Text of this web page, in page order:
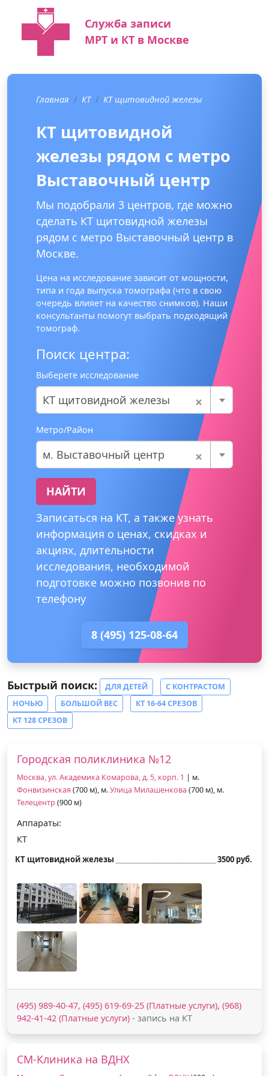
Служба записи
МРТ и КТ в Москве
Главная КТ КТ щитовидной железы
КТ щитовидной
железы рядом с метро
Выставочный центр
Мы подобрали 3 центров, где можно
сделать КТ щитовидной железы
рядом с метро Выставочный центр в
Москве.
Цена на исследование зависит от мощности,
типа и года выпуска томографа (что в свою
очередь влияет на качество снимков). Наши
консультанты помогут выбрать подходящий
томограф.
Поиск центра:
Выберете исследование
×
КТ щитовидной железы
Метро/Район
×
м. Выставочный центр
НАЙТИ
Записаться на КТ, а также узнать
информация о ценах, скидках и
акциях, длительности
исследования, необходимой
подготовке можно позвонив по
телефону
8 (495) 125-08-64
Быстрый поиск: ДЛЯ ДЕТЕЙ
С КОНТРАСТОМ
НОЧЬЮ
БОЛЬШОЙ ВЕС
КТ 16-64 СРЕЗОВ
КТ 128 СРЕЗОВ
Городская поликлиника №12
Москва, ул. Академика Комарова, д. 5, корп. 1 | м.
Фонвизинская (700 м), м.Улица Милашенкова (700 м), м.
Телецентр (900 м)
Аппараты:
КТ
КТ щитовидной железы 3500 руб.
(495) 989-40-47, (495) 619-69-25 (Платные услуги), (968)
942-41-42 (Платные услуги) - запись на КТ
СМ-Клиника на ВДНХ